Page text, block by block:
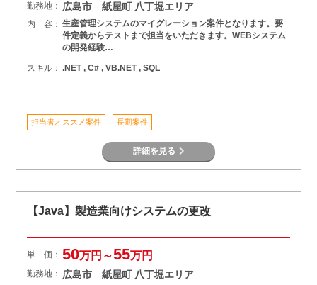
勤務地： 広島市 紙屋町 八丁堀エリア
内 容： 生産管理システムのマイグレーション案件となります。要
件定義からテストまで担当をいただきます。WEBシステム
の開発経験…
スキル： .NET , C# , VB.NET , SQL
担当者オススメ案件 長期案件
詳細を見る
【Java】製造業向けシステムの更改
単 価： 50万円～55万円
勤務地： 広島市 紙屋町 八丁堀エリア